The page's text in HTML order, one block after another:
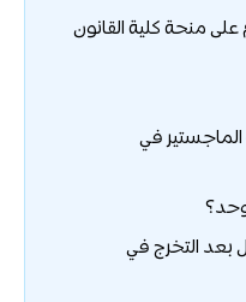
منحة كلية القانون
في
بعد التخرج في